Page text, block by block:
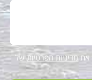
אתמדיניות הפרטיותשל